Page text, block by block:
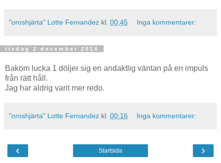
"oroshjärta" Lotte Fernandez kl. 00:45 Inga kommentarer:
tisdag 2 december 2014
Bakom lucka 1 döljer sig en andaktlig väntan på en impuls
från rätt håll.
Jag har aldrig varit mer redo.
"oroshjärta" Lotte Fernandez kl. 00:16 Inga kommentarer:
‹ ›
Startsida